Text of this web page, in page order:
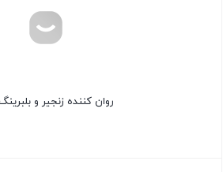
روان کننده زنجیر و